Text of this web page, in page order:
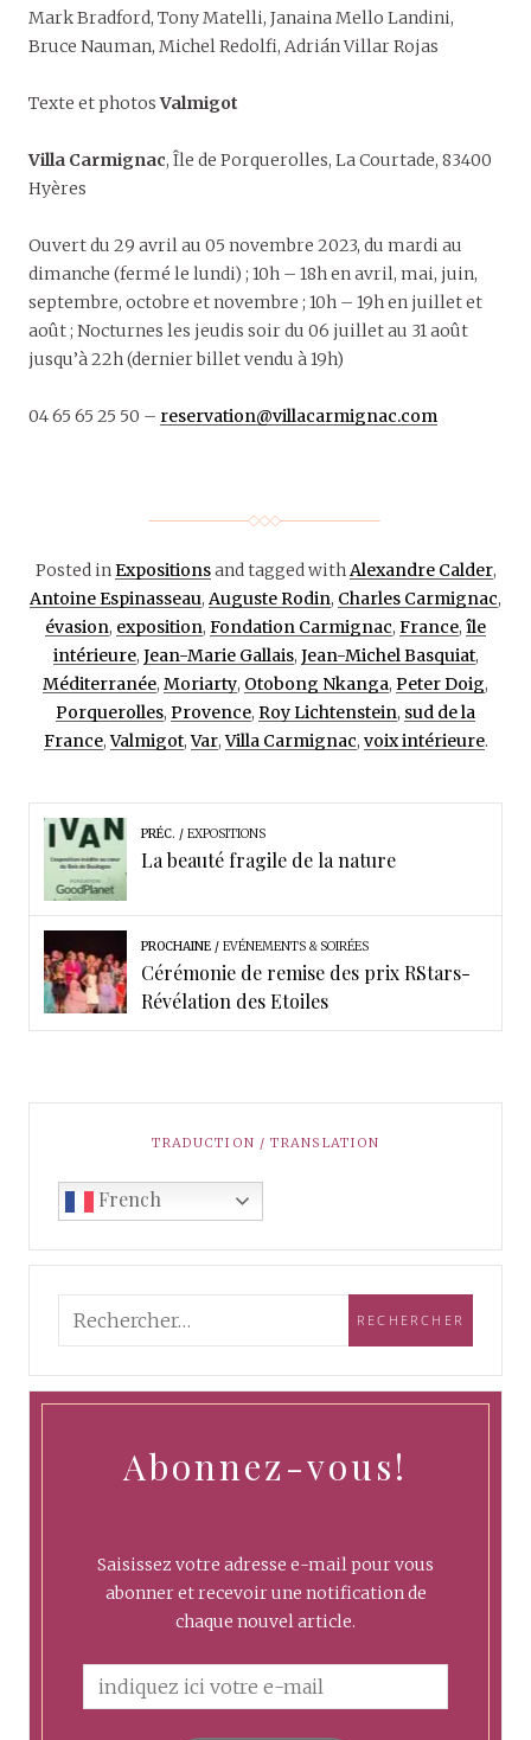
Mark Bradford, Tony Matelli, Janaina Mello Landini,
Bruce Nauman, Michel Redolfi, Adrián Villar Rojas
Texte et photosValmigot
Villa Carmignac, Île de Porquerolles, La Courtade, 83400
Hyères
Ouvert du 29 avril au 05 novembre 2023, du mardi au
dimanche (fermé le lundi) ; 10h – 18h en avril, mai, juin,
septembre, octobre et novembre ; 10h – 19h en juillet et
août ; Nocturnes les jeudis soir du 06 juillet au 31 août
jusqu’à 22h (dernier billet vendu à 19h)
04 65 65 25 50 – reservation@villacarmignac.com
Posted inExpositionsand tagged withAlexandre Calder,
Antoine Espinasseau, Auguste Rodin, Charles Carmignac,
évasion, exposition, Fondation Carmignac, France, île
intérieure, Jean-Marie Gallais, Jean-Michel Basquiat,
Méditerranée, Moriarty, Otobong Nkanga, Peter Doig,
Porquerolles, Provence, Roy Lichtenstein, sud de la
France,Valmigot,Var,Villa Carmignac, voix intérieure.
PRÉC. EXPOSITIONS
La beauté fragile de la nature
PROCHAINE EVÉNEMENTS & SOIRÉES
Cérémonie de remise des prix RStars-
Révélation des Etoiles
TRADUCTION / TRANSLATION
French
Abonnez-vous!
Saisissez votre adresse e-mail pour vous
abonner et recevoir une notification de
chaque nouvel article.